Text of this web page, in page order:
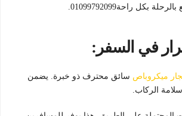
بكل راحة01099792099.
في السفر:
ميكروباص سائق محترف ذو خبرة. يضمن
الركاب.